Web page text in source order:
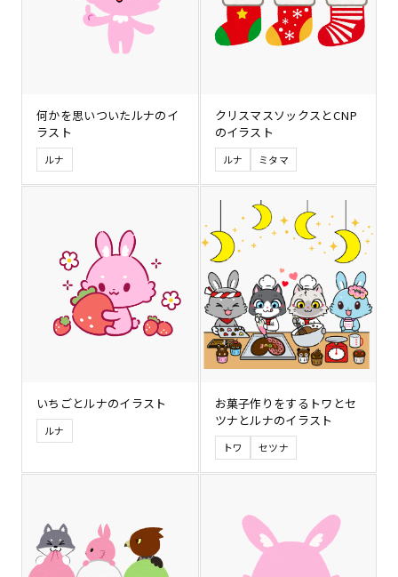
何かを思いついたルナのイ
ラスト
ルナ
クリスマスソックスとCNP
のイラスト
ルナ ミタマ
いちごとルナのイラスト
ルナ
お菓子作りをするトワとセ
ツナとルナのイラスト
トワ セツナ